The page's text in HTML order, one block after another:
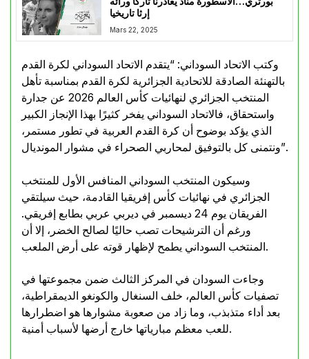
إرثا تاريخيا
Mars 22, 2025
وكتب الاتحاد السوداني: “يتقدم الاتحاد السوداني لكرة القدم
بالتهنئة الصادقة للاتحادية الجزائرية لكرة القدم بمناسبة تأهل
المنتخب الجزائري لنهائيات كأس العالم 2026 عن جدارة
واستحقاق، فالاتحاد السوداني يفخر كثيرًا بهذا الإنجاز الكبير
الذي يؤكد بوضوح أن كرة القدم العربية في تطور مستمر،
ونتمنى كل بالتوفيق لمحاربي الصحراء في مشوار المونديال”.
وسيكون المنتخب السوداني المنافس الأول للمنتخب
الجزائري في نهائيات كأس إفريقيا القادمة، حيث سيلتقي
الفريقان يوم 24 ديسمبر في ديربي عربي بطابع إفريقي.
ورغم أن الترشيحات تصب حاليًا لصالح الخضر، إلا أن
المنتخب السوداني يطمح لإظهار قوته على أرض الملعب.
وجاءت السودان في المركز الثالث ضمن مجموعتها في
تصفيات كأس العالم، خلف السنغال والكونغو الديمقراطية،
بعد أداء متذبذب، وما زاد من صعوبة مشوارها هو اضطرارها
للعب معظم مبارياتها خارج أرضها لأسباب أمنية.